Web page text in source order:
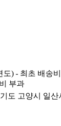
도) - 최초 배송
부과
도 고양시 일